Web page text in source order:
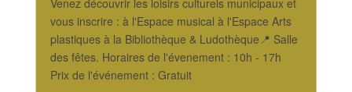
Venez découvrir les loisirs culturels municipaux et
vous inscrire : à l'Espace musical à l'Espace Arts
plastiques à la Bibliothèque & Ludothèque📍 Salle
des fêtes. Horaires de l'évenement : 10h - 17h
Prix de l'événement : Gratuit